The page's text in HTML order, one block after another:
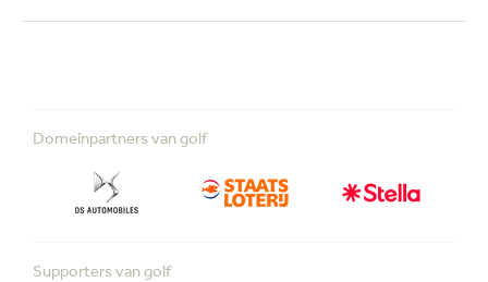
Domeinpartners van golf
Supporters van golf